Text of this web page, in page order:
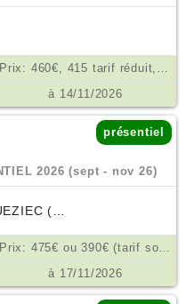
Prix: 460€, 415 tarif réduit, ou don en conscience selon possibilité €
à 14/11/2026
présentiel
2026 (sept - nov 26)
Prix: 475€ ou 390€ (tarif solidaire), en 3x €
à 17/11/2026